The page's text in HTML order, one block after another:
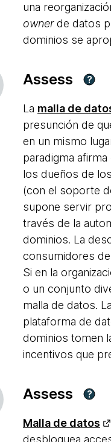
una
ownerde datos
dominios se
Assess ?
La malla de
presunción de
en un mismo
paradigma afirma
los dueños de
(con el soporte
supone servir
través de la
dominios. La
consumidores
Si en la
o un conjunto
malla de datos.
plataforma de
dominios tomen
incentivos que
Assess ?
Malla de datos
desbloquea